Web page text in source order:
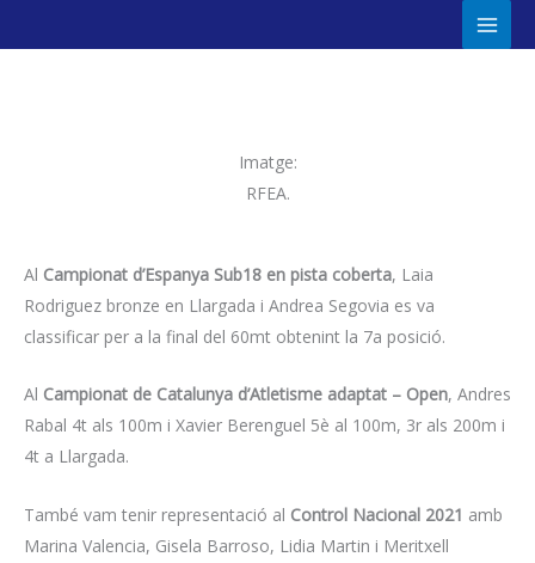
al
Main
Imatge:
RFEA.
Al Campionat d’Espanya Sub18 en pista coberta, Laia
Rodriguez bronze en Llargada i Andrea Segovia es va
classificar per a la final del 60mt obtenint la 7a posició.
Al Campionat de Catalunya d’Atletisme adaptat – Open, Andres
Rabal 4t als 100m i Xavier Berenguel 5è al 100m, 3r als 200m i
4t a Llargada.
També vam tenir representació al Control Nacional 2021 amb
Marina Valencia, Gisela Barroso, Lidia Martin i Meritxell